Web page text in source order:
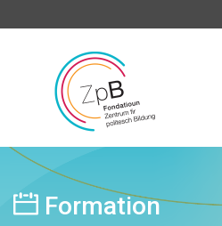
Formation